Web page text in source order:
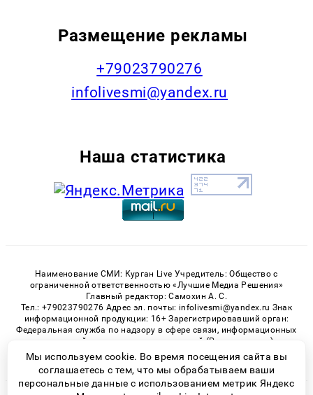
Размещение рекламы
+79023790276
infolivesmi@yandex.ru
Наша статистика
Наименование СМИ: Курган Live Учредитель: Общество с
ограниченной ответственностью «Лучшие Медиа Решения»
Главный редактор: Самохин А. С.
Тел.: +79023790276 Адрес эл. почты: infolivesmi@yandex.ru Знак
информационной продукции: 16+ Зарегистрировавший орган:
Федеральная служба по надзору в сфере связи, информационных
технологий и массовых коммуникаций (Роскомнадзор)
Регистрационный номер СМИ ЭЛ № ФС 77 - 82535 от 21.01.2022
Мы используем cookie. Во время посещения сайта вы
соглашаетесь с тем, что мы обрабатываем ваши
персональные данные с использованием метрик Яндекс